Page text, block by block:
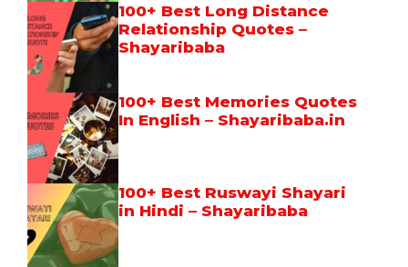
100+ Best Long Distance
Relationship Quotes –
Shayaribaba
100+ Best Memories Quotes
In English – Shayaribaba.in
100+ Best Ruswayi Shayari
in Hindi – Shayaribaba